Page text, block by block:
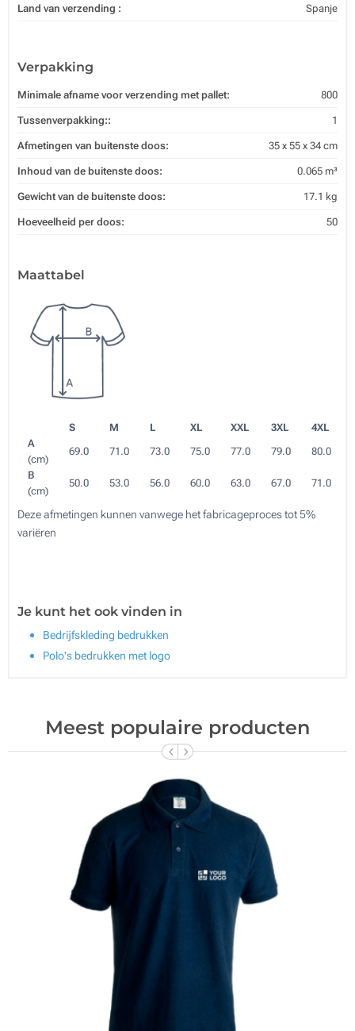
Land van verzending : Spanje
Verpakking
Minimale afname voor verzending met pallet: 800
Tussenverpakking:: 1
Afmetingen van buitenste doos: 35 x 55 x 34 cm
Inhoud van de buitenste doos: 0.065 m³
Gewicht van de buitenste doos: 17.1 kg
Hoeveelheid per doos: 50
Maattabel
S M L XL XXL 3XL
4XL
A
(cm)
69.0 71.0 73.0 75.0 77.0 79.0
80.0
B
(cm)
50.0 53.0 56.0 60.0 63.0 67.0 71.0
Deze afmetingen kunnen vanwege het fabricageproces tot 5%
variëren
Je kunt het ook vinden in
Bedrijfskleding bedrukken
Polo's bedrukken met logo
Meest populaire producten